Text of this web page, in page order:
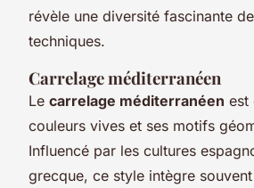
révèle une diversité fascinante
techniques.
Carrelage méditerranéen
Le carrelage méditerranéen est
couleurs vives et ses motifs
Influencé par les cultures
grecque, ce style intègre